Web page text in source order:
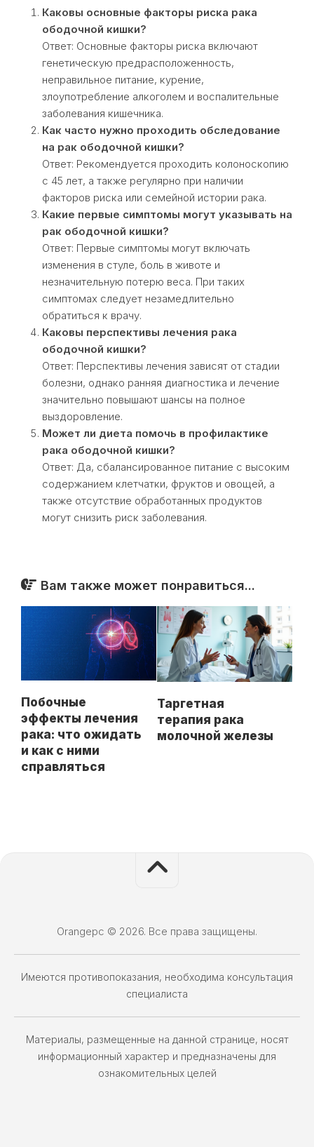
Каковы основные факторы риска рака
ободочной кишки?
Ответ: Основные факторы риска включают
генетическую предрасположенность,
неправильное питание, курение,
злоупотребление алкоголем и воспалительные
заболевания кишечника.
Как часто нужно проходить обследование
на рак ободочной кишки?
Ответ: Рекомендуется проходить колоноскопию
с 45 лет, а также регулярно при наличии
факторов риска или семейной истории рака.
Какие первые симптомы могут указывать на
рак ободочной кишки?
Ответ: Первые симптомы могут включать
изменения в стуле, боль в животе и
незначительную потерю веса. При таких
симптомах следует незамедлительно
обратиться к врачу.
Каковы перспективы лечения рака
ободочной кишки?
Ответ: Перспективы лечения зависят от стадии
болезни, однако ранняя диагностика и лечение
значительно повышают шансы на полное
выздоровление.
Может ли диета помочь в профилактике
рака ободочной кишки?
Ответ: Да, сбалансированное питание с высоким
содержанием клетчатки, фруктов и овощей, а
также отсутствие обработанных продуктов
могут снизить риск заболевания.
Вам также может понравиться...
Побочные
эффекты лечения
рака: что ожидать
и как с ними
справляться
Таргетная
терапия рака
молочной железы
Orangepc © 2026. Все права защищены.
Имеются противопоказания, необходима консультация
специалиста
Материалы, размещенные на данной странице, носят
информационный характер и предназначены для
ознакомительных целей